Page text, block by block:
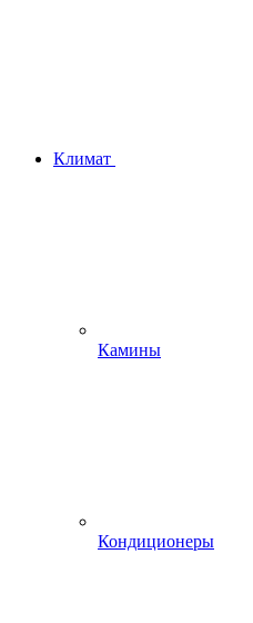
Климат
Камины
Кондиционеры